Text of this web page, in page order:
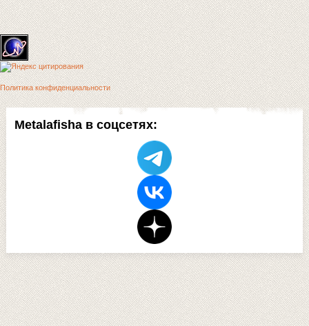
Metalafisha в соцсетях:
Политика конфиденциальности